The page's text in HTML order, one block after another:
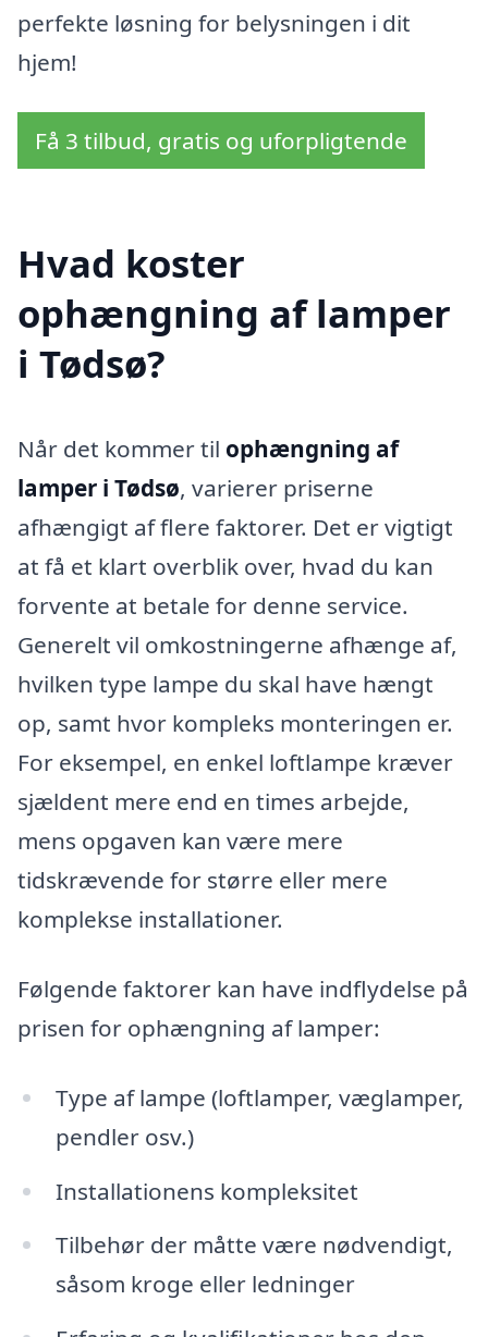
perfekte løsning for belysningen i dit
hjem!
Få 3 tilbud, gratis og uforpligtende
Hvad koster
ophængning af lamper
i Tødsø?
Når det kommer til ophængning af
lamper i Tødsø, varierer priserne
afhængigt af flere faktorer. Det er vigtigt
at få et klart overblik over, hvad du kan
forvente at betale for denne service.
Generelt vil omkostningerne afhænge af,
hvilken type lampe du skal have hængt
op, samt hvor kompleks monteringen er.
For eksempel, en enkel loftlampe kræver
sjældent mere end en times arbejde,
mens opgaven kan være mere
tidskrævende for større eller mere
komplekse installationer.
Følgende faktorer kan have indflydelse på
prisen for ophængning af lamper:
Type af lampe (loftlamper, væglamper,
pendler osv.)
Installationens kompleksitet
Tilbehør der måtte være nødvendigt,
såsom kroge eller ledninger